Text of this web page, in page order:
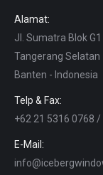
Alamat:
Jl. Sumatra Blok
Tangerang Selatan
Banten - Indonesia
Telp & Fax:
+62 21 5316 0768
E-Mail: